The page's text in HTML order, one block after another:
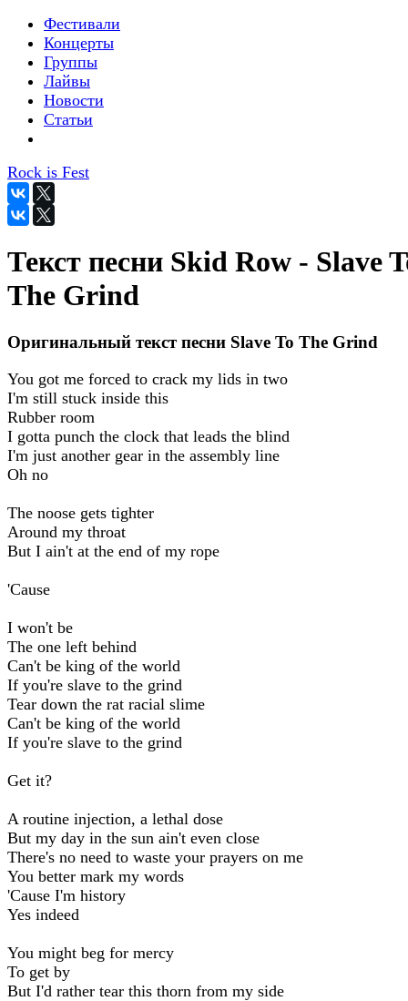
Фестивали
Концерты
Группы
Лайвы
Новости
Статьи
Rock is Fest
Текст песни Skid Row - Slave
The Grind
Оригинальный текст песни Slave To The Grind
You got me forced to crack my lids in two
I'm still stuck inside this
Rubber room
I gotta punch the clock that leads the blind
I'm just another gear in the assembly line
Oh no
The noose gets tighter
Around my throat
But I ain't at the end of my rope
'Cause
I won't be
The one left behind
Can't be king of the world
If you're slave to the grind
Tear down the rat racial slime
Can't be king of the world
If you're slave to the grind
Get it?
A routine injection, a lethal dose
But my day in the sun ain't even close
There's no need to waste your prayers on me
You better mark my words
'Cause I'm history
Yes indeed
You might beg for mercy
To get by
But I'd rather tear this thorn from my side